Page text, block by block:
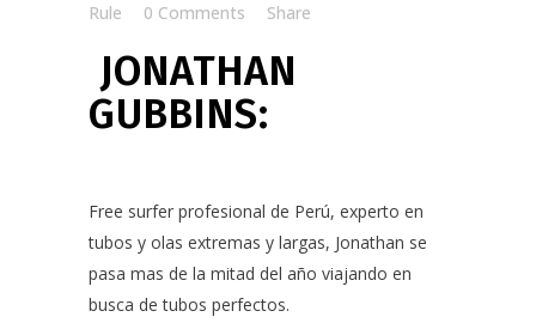
Rule
0 Comments Share
JONATHAN
GUBBINS:
Free surfer profesional de Perú, experto en
tubos y olas extremas y largas, Jonathan se
pasa mas de la mitad del año viajando en
busca de tubos perfectos.